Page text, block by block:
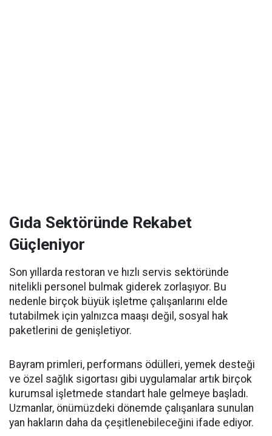
Gıda Sektöründe Rekabet
Güçleniyor
Son yıllarda restoran ve hızlı servis sektöründe
nitelikli personel bulmak giderek zorlaşıyor. Bu
nedenle birçok büyük işletme çalışanlarını elde
tutabilmek için yalnızca maaşı değil, sosyal hak
paketlerini de genişletiyor.
Bayram primleri, performans ödülleri, yemek desteği
ve özel sağlık sigortası gibi uygulamalar artık birçok
kurumsal işletmede standart hale gelmeye başladı.
Uzmanlar, önümüzdeki dönemde çalışanlara sunulan
yan hakların daha da çeşitlenebileceğini ifade ediyor.